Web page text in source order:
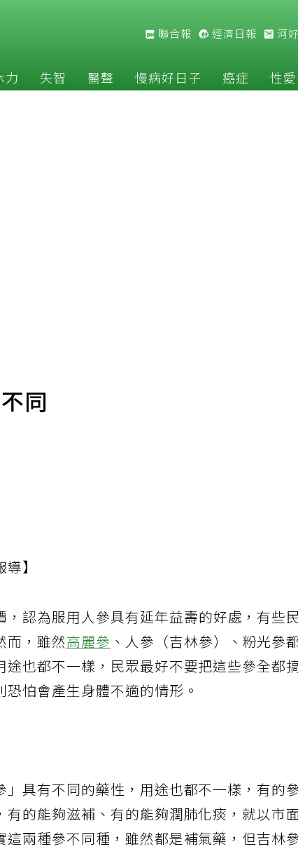
聯合報 經濟日報 河
力 失智 醫聲 慢病好日子 癌症 性愛
同
】
，認為服用人參具有延年益壽的好處，有些
而，雖然高麗參 、人參（吉林參）、粉光參
也都不一樣，民眾最好不要把這些參全都
怕會產生身體不適的情形。
具有不同的藥性，用途也都不一樣，有的
的能夠滋補、有的能夠潤肺化痰，就以市面
兩種參不同種，雖然都是補氣藥，但吉林